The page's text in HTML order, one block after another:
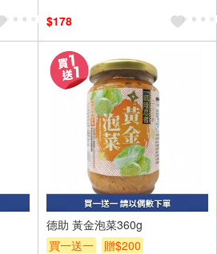
$178
德助 黃金泡菜360g
買一送一
贈$200